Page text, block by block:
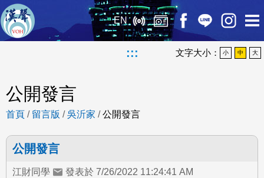
EN
::: 文字大小： 小 中 大
公開發言
首頁 / 留言版 /吳沂家 /公開發言
公開發言
江財同學 發表於 7/26/2022 11:24:41 AM